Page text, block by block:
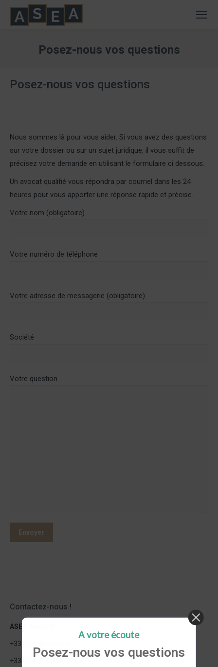
Posez-nous vos questions
Posez-nous vos questions
Nous sommes là pour vous aider. Si vous avez des questions
sur votre dossier ou sur un sujet juridique, il vous suffit de
précisez votre demande en utilisant le formulaire ci dessous.
Un avocat qualifié vous répondra par courriel dans les 24
heures pour vous apporter une réponse rapide et précise.
Votre nom (obligatoire)
Votre numéro de téléphone
Votre adresse de messagerie (obligatoire)
Société
Votre question
Contactez-nous !
ASEA Avocats
+33 (0) 6 16 58 93 47
+33 (0) 4 37 24 29 99
A votre écoute
Posez-nous vos questions